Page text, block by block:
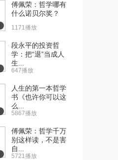
傅佩荣：哲学哪有
什么诺贝尔奖？
1171播放
段永平的投资哲
学：把“退”当成人
生...
647播放
人生的第一本哲学
书《也许你可以这
么...
5867播放
傅佩荣：哲学千万
别这样读，不是害
自...
5721播放